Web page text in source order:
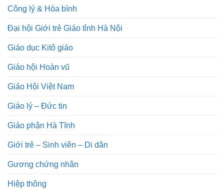
Công lý & Hòa bình
Đại hội Giới trẻ Giáo tỉnh Hà Nội
Giáo dục Kitô giáo
Giáo hội Hoàn vũ
Giáo Hội Việt Nam
Giáo lý – Đức tin
Giáo phận Hà Tĩnh
Giới trẻ – Sinh viên – Di dân
Gương chứng nhân
Hiệp thông